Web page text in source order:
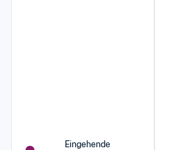
Eingehende